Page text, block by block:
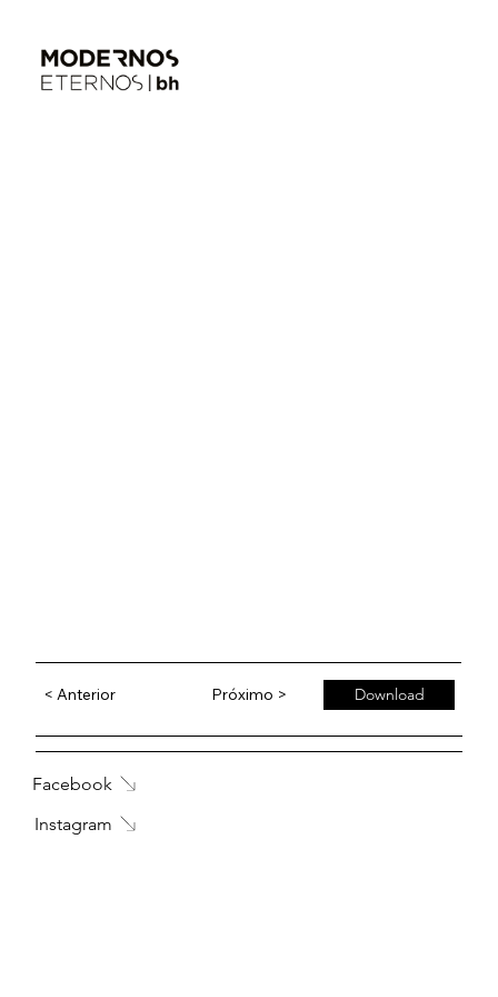
< Anterior Próximo > Download
Facebook
Instagram